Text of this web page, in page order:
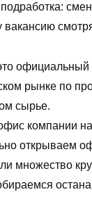
:
вакансию
рынке по
сырье.
компании
открываем
множество